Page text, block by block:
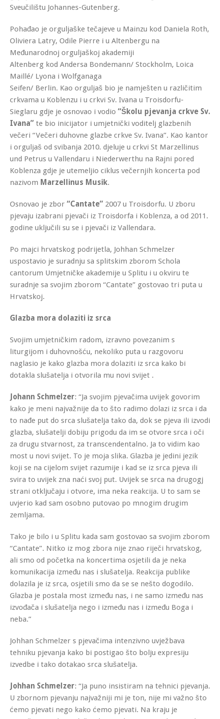
Sveučilištu Johannes-Gutenberg.
Pohađao je orguljaške tečajeve u Mainzu kod Daniela Roth,
Oliviera Latry, Odile Pierre i u Altenbergu na
Međunarodnoj orguljaškoj akademiji
Altenberg kod Andersa Bondemann/ Stockholm, Loica
Maillé/ Lyona i Wolfganaga
Seifen/ Berlin. Kao orguljaš bio je namješten u različitim
crkvama u Koblenzu i u crkvi Sv. Ivana u Troisdorfu-
Sieglaru gdje je osnovao i vodio “Školu pjevanja crkve Sv.
Ivana” te bio inicijator i umjetnički voditelj glazbenih
večeri “Večeri duhovne glazbe crkve Sv. Ivana”. Kao kantor
i orguljaš od svibanja 2010. djeluje u crkvi St Marzellinus
und Petrus u Vallendaru i Niederwerthu na Rajni pored
Koblenza gdje je utemeljio ciklus večernjih koncerta pod
nazivom Marzellinus Musik.
Osnovao je zbor “Cantate” 2007 u Troisdorfu. U zboru
pjevaju izabrani pjevači iz Troisdorfa i Koblenza, a od 2011.
godine uključili su se i pjevači iz Vallendara.
Po majci hrvatskog podrijetla, Johhan Schmelzer
uspostavio je suradnju sa splitskim zborom Schola
cantorum Umjetničke akademije u Splitu i u okviru te
suradnje sa svojim zborom “Cantate” gostovao tri puta u
Hrvatskoj.
Glazba mora dolaziti iz srca
Svojim umjetničkim radom, izravno povezanim s
liturgijom i duhovnošću, nekoliko puta u razgovoru
naglasio je kako glazba mora dolaziti iz srca kako bi
dotakla slušatelja i otvorila mu novi svijet .
Johann Schmelzer: “Ja svojim pjevačima uvijek govorim
kako je meni najvažnije da to što radimo dolazi iz srca i da
to nađe put do srca slušatelja tako da, dok se pjeva ili izvodi
glazba, slušatelji dobiju prigodu da im se otvore srca i oči
za drugu stvarnost, za transcendentalno. Ja to vidim kao
most u novi svijet. To je moja slika. Glazba je jedini jezik
koji se na cijelom svijet razumije i kad se iz srca pjeva ili
svira to uvijek zna naći svoj put. Uvijek se srca na drugogj
strani otključaju i otvore, ima neka reakcija. U to sam se
uvjerio kad sam osobno putovao po mnogim drugim
zemljama.
Tako je bilo i u Splitu kada sam gostovao sa svojim zborom
“Cantate”. Nitko iz mog zbora nije znao riječi hrvatskog,
ali smo od početka na koncertima osjetili da je neka
komunikacija između nas i slušatelja. Reakcija publike
dolazila je iz srca, osjetili smo da se se nešto dogodilo.
Glazba je postala most između nas, i ne samo između nas
izvođača i slušatelja nego i između nas i između Boga i
neba.”
Johhan Schmelzer s pjevačima intenzivno uvježbava
tehniku pjevanja kako bi postigao što bolju expresiju
izvedbe i tako dotakao srca slušatelja.
Johhan Schmelzer: “Ja puno insistiram na tehnici pjevanja.
U zbornom pjevanju najvažniji mi je ton, nije mi važno što
ćemo pjevati nego kako ćemo pjevati. Na kraju je